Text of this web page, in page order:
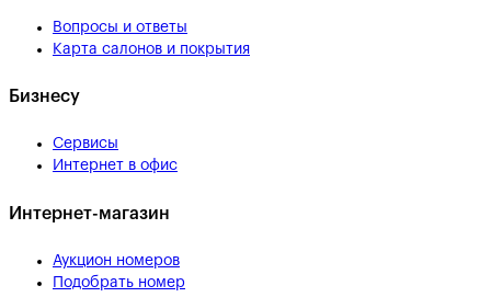
Вопросы и ответы
Карта салонов и покрытия
Бизнесу
Сервисы
Интернет в офис
Интернет-магазин
Аукцион номеров
Подобрать номер